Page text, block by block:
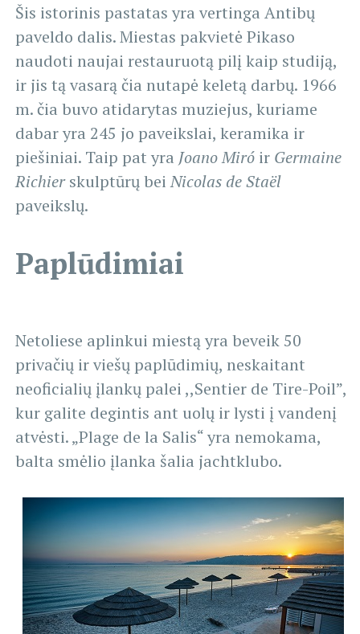
Šis istorinis pastatas yra vertinga Antibų
paveldo dalis. Miestas pakvietė Pikaso
naudoti naujai restauruotą pilį kaip studiją,
ir jis tą vasarą čia nutapė keletą darbų. 1966
m. čia buvo atidarytas muziejus, kuriame
dabar yra 245 jo paveikslai, keramika ir
piešiniai. Taip pat yra Joano Miró ir Germaine
Richierskulptūrų beiNicolas de Staël
paveikslų.
Paplūdimiai
Netoliese aplinkui miestą yra beveik 50
privačių ir viešų paplūdimių, neskaitant
neoficialių įlankų palei ,,Sentier de Tire-Poil”,
kur galite degintis ant uolų ir lysti į vandenį
atvėsti. „Plage de la Salis“ yra nemokama,
balta smėlio įlanka šalia jachtklubo.